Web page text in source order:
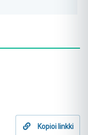
Kopioi linkki